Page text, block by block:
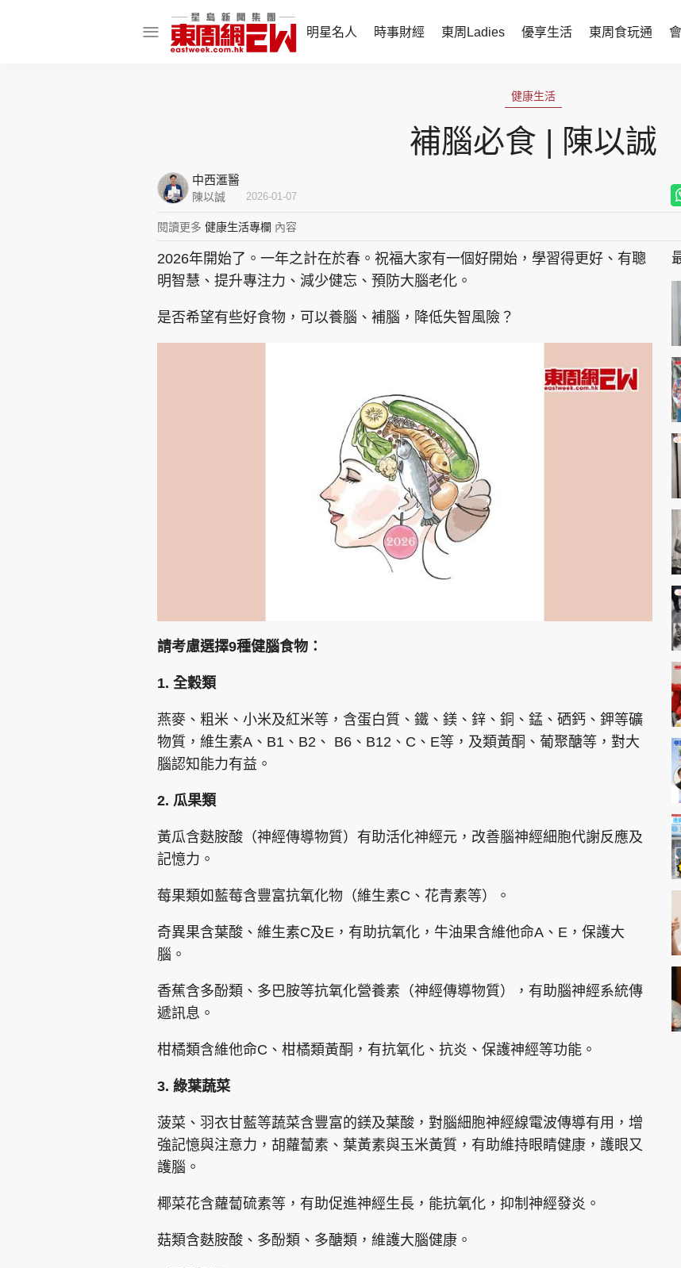
明星名人 時事財經 東周Ladies 優享生活 東周食玩通
東姑熱話
東周Ladies
談情說性
時尚生活
東周食玩通
飲食玩樂
會員活動 玄學靈異
緣來有理 麥玲玲
東Touch PCM 電腦廣場 星島頭條
Oh!爸媽 JobMarket
Copyright © 東周網 版
健康生活
補腦必食 | 陳以誠
中西滙醫
陳以誠 2026-01-07
閱讀更多 健康生活專欄 內容
2026年開始了。一年之計在於春。祝福大家有一個好開始，學習得更好、有聰
明智慧、提升專注力、減少健忘、預防大腦老化。
是否希望有些好食物，可以養腦、補腦，降低失智風險？
請考慮選擇9種健腦食物：
1. 全穀類
燕麥、粗米、小米及紅米等，含蛋白質、鐵、鎂、鋅、銅、錳、硒鈣、鉀等礦
物質，維生素A、B1、B2、 B6、B12、C、E等，及類黃酮、葡聚醣等，對大
腦認知能力有益。
2. 瓜果類
黃瓜含麩胺酸（神經傳導物質）有助活化神經元，改善腦神經細胞代謝反應及
記憶力。
莓果類如藍莓含豐富抗氧化物（維生素C、花青素等）。
奇異果含葉酸、維生素C及E，有助抗氧化，牛油果含維他命A、E，保護大
腦。
香蕉含多酚類、多巴胺等抗氧化營養素（神經傳導物質），有助腦神經系統傳
遞訊息。
柑橘類含維他命C、柑橘類黃酮，有抗氧化、抗炎、保護神經等功能。
3. 綠葉蔬菜
菠菜、羽衣甘藍等蔬菜含豐富的鎂及葉酸，對腦細胞神經線電波傳導有用，增
強記憶與注意力，胡蘿蔔素、葉黃素與玉米黃質，有助維持眼睛健康，護眼又
護腦。
椰菜花含蘿蔔硫素等，有助促進神經生長，能抗氧化，抑制神經發炎。
菇類含麩胺酸、多酚類、多醣類，維護大腦健康。